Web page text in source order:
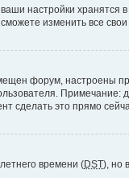
настройки
изменить все
форум, настроены
сделать это прямо
времени (DST), но